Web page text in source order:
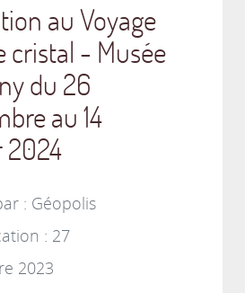
au Voyage
cristal - Musée
du 26
au 14
2024
: Géopolis
: 27
2023